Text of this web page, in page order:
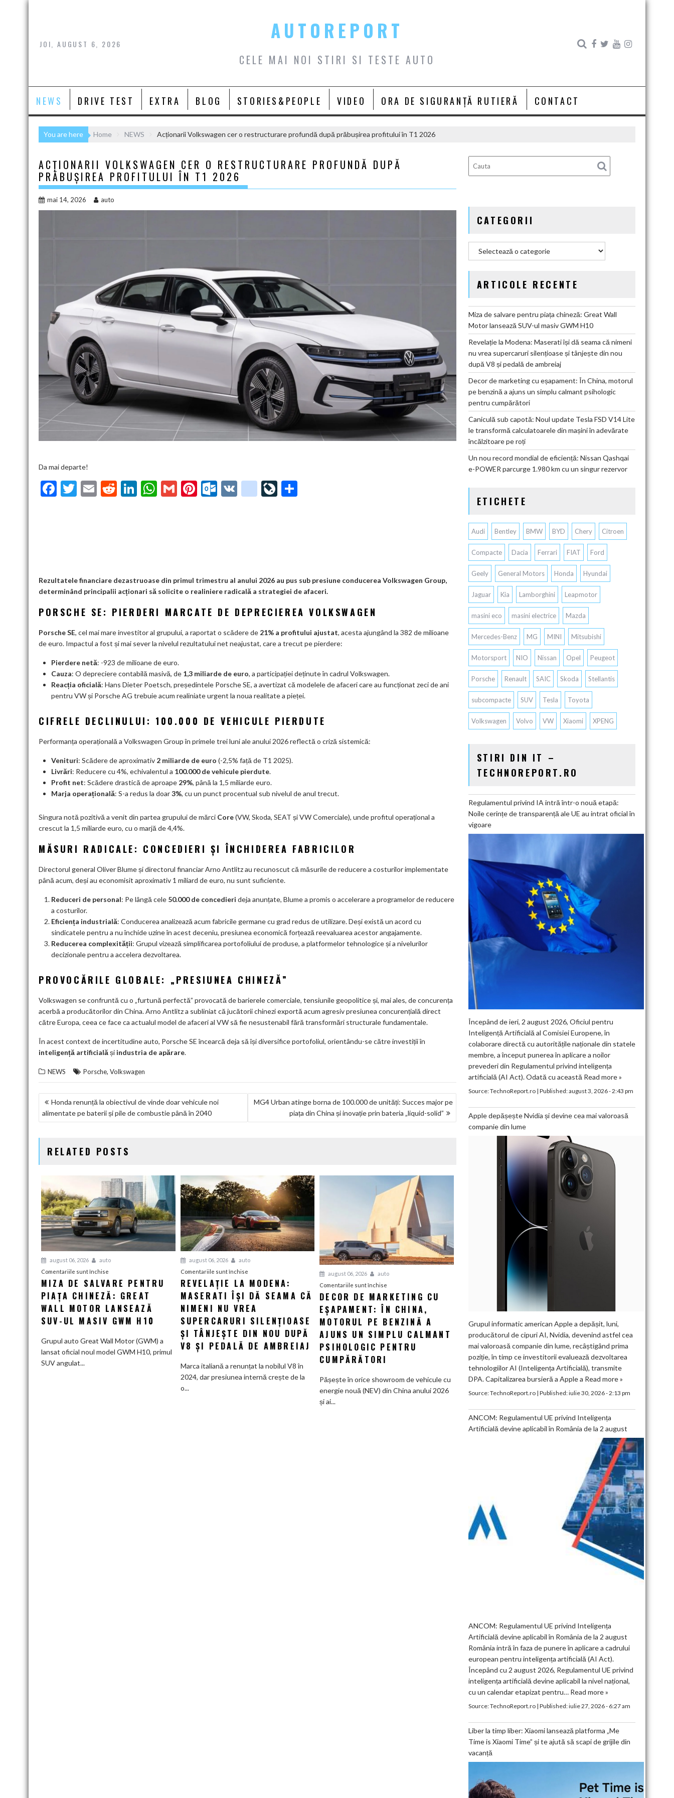
Skip
JOI, AUGUST 6, 2026
AUTOREPORT
CELE MAI NOI STIRI SI TESTE AUTO
NEWS DRIVE TEST EXTRA BLOG STORIES&PEOPLE VIDEO ORA DE SIGURANȚĂ RUTIERĂ CONTACT
You are here Home NEWS Acționarii Volkswagen cer o restructurare profundă după prăbușirea profitului în T1 2026
ACȚIONARII VOLKSWAGEN CER O RESTRUCTURARE PROFUNDĂ DUPĂ
PRĂBUȘIREA PROFITULUI ÎN T1 2026
mai 14, 2026 auto
Da mai departe!
F
k
T
E
R
Li W
p
G
Pi O
m
V
g
o
o
k
m
ar
Li
Rezultatele financiare dezastruoase din primul trimestru al anului 2026 au pus sub presiune conducerea Volkswagen Group,
determinând principalii acționari să solicite o realiniere radicală a strategiei de afaceri.
PORSCHE SE: PIERDERI MARCATE DE DEPRECIEREA VOLKSWAGEN
Porsche SE, cel mai mare investitor al grupului, a raportat o scădere de 21% a profitului ajustat, acesta ajungând la 382 de milioane
de euro. Impactul a fost și mai sever la nivelul rezultatului net neajustat, care a trecut pe pierdere:
Pierdere netă: -923 de milioane de euro.
Cauza: O depreciere contabilă masivă, de 1,3 miliarde de euro, a participației deținute în cadrul Volkswagen.
Reacția oficială: Hans Dieter Poetsch, președintele Porsche SE, a avertizat că modelele de afaceri care au funcționat zeci de ani
pentru VW și Porsche AG trebuie acum realiniate urgent la noua realitate a pieței.
CIFRELE DECLINULUI: 100.000 DE VEHICULE PIERDUTE
Performanța operațională a Volkswagen Group în primele trei luni ale anului 2026 reflectă o criză sistemică:
Venituri: Scădere de aproximativ 2 miliarde de euro (-2,5% față de T1 2025).
Livrări: Reducere cu 4%, echivalentul a 100.000 de vehicule pierdute.
Profit net: Scădere drastică de aproape 29%, până la 1,5 miliarde euro.
Marja operațională: S-a redus la doar3%, cu un punct procentual sub nivelul de anul trecut.
Singura notă pozitivă a venit din partea grupului de mărci Core(VW, Skoda, SEAT și VW Comerciale), unde profitul operațional a
crescut la 1,5 miliarde euro, cu o marjă de 4,4%.
MĂSURI RADICALE: CONCEDIERI ȘI ÎNCHIDEREA FABRICILOR
Directorul general Oliver Blume și directorul financiar Arno Antlitz au recunoscut că măsurile de reducere a costurilor implementate
până acum, deși au economisit aproximativ 1 miliard de euro, nu sunt suficiente.
Reduceri de personal: Pe lângă cele 50.000 de concedieri deja anunțate, Blume a promis o accelerare a programelor de reducere
a costurilor.
Eficiența industrială: Conducerea analizează acum fabricile germane cu grad redus de utilizare. Deși există un acord cu
sindicatele pentru a nu închide uzine în acest deceniu, presiunea economică forțează reevaluarea acestor angajamente.
Reducerea complexității: Grupul vizează simplificarea portofoliului de produse, a platformelor tehnologice și a nivelurilor
decizionale pentru a accelera dezvoltarea.
PROVOCĂRILE GLOBALE: „PRESIUNEA CHINEZĂ”
Volkswagen se confruntă cu o „furtună perfectă” provocată de barierele comerciale, tensiunile geopolitice și, mai ales, de concurența
acerbă a producătorilor din China. Arno Antlitz a subliniat că jucătorii chinezi exportă acum agresiv presiunea concurențială direct
către Europa, ceea ce face ca actualul model de afaceri al VW să fie nesustenabil fără transformări structurale fundamentale.
În acest context de incertitudine auto, Porsche SE încearcă deja să își diversifice portofoliul, orientându-se către investiții în
inteligență artificialăși industria de apărare.
NEWS Porsche, Volkswagen
NAVIGARE
ÎN
Honda renunță la obiectivul de vinde doar vehicule noi
alimentate pe baterii și pile de combustie până în 2040
MG4 Urban atinge borna de 100.000 de unități: Succes major pe
piața din China și inovație prin bateria „liquid-solid”
RELATED POSTS
august 06, 2026
auto
Comentariile sunt închise
Miza
de
salvare
piața
chineză:
Great
MIZA DE SALVARE PENTRU
PIAȚA CHINEZĂ: GREAT
WALL MOTOR LANSEAZĂ
SUV-UL MASIV GWM H10
Grupul auto Great Wall Motor (GWM) a
lansat oficial noul model GWM H10, primul
SUV angulat...
august 06, 2026
auto
Comentariile sunt închisepentru
Revelație
la
Modena:
își
dă
seama
nimeni
nu
REVELAȚIE LA MODENA:
MASERATI ÎȘI DĂ SEAMA CĂ
NIMENI NU VREA
SUPERCARURI SILENȚIOASE
ȘI TÂNJEȘTE DIN NOU DUPĂ
V8 ȘI PEDALĂ DE AMBREIAJ
Marca italiană a renunțat la nobilul V8 în
2024, dar presiunea internă crește de la
o...
august 06, 2026
auto
Comentariile sunt închise
Decor
de
marketing
eșapament:
În
pe
benzină
DECOR DE MARKETING CU
EȘAPAMENT: ÎN CHINA,
MOTORUL PE BENZINĂ A
AJUNS UN SIMPLU CALMANT
PSIHOLOGIC PENTRU
CUMPĂRĂTORI
Pășește în orice showroom de vehicule cu
energie nouă (NEV) din China anului 2026
și ai...
CATEGORII
ARTICOLE RECENTE
Miza de salvare pentru piața chineză: Great Wall
Motor lansează SUV-ul masiv GWM H10
Revelație la Modena: Maserati își dă seama că nimeni
nu vrea supercaruri silențioase și tânjește din nou
după V8 și pedală de ambreiaj
Decor de marketing cu eșapament: În China, motorul
pe benzină a ajuns un simplu calmant psihologic
pentru cumpărători
Caniculă sub capotă: Noul update Tesla FSD V14 Lite
le transformă calculatoarele din mașini în adevărate
încălzitoare pe roți
Un nou record mondial de eficiență: Nissan Qashqai
e-POWER parcurge 1.980 km cu un singur rezervor
ETICHETE
Audi Bentley BMW BYD Chery Citroen
Compacte Dacia Ferrari FIAT Ford
Geely General Motors Honda Hyundai
Jaguar Kia Lamborghini Leapmotor
masini eco masini electrice Mazda
Mercedes-Benz MG MINI Mitsubishi
Motorsport NIO Nissan Opel Peugeot
Porsche Renault SAIC Skoda Stellantis
subcompacte SUV Tesla Toyota
Volkswagen Volvo VW Xiaomi XPENG
STIRI DIN IT –
TECHNOREPORT.RO
Regulamentul privind IA intră într-o nouă etapă:
Noile cerințe de transparență ale UE au intrat oficial în
vigoare
Începând de ieri, 2 august 2026, Oficiul pentru
Inteligență Artificială al Comisiei Europene, în
colaborare directă cu autoritățile naționale din statele
membre, a început punerea în aplicare a noilor
prevederi din Regulamentul privind inteligența
artificială (AI Act). Odată cu această Read more »
Source:TechnoReport.ro| Published:august 3, 2026 - 2:43 pm
Apple depășește Nvidia și devine cea mai valoroasă
companie din lume
Grupul informatic american Apple a depășit, luni,
producătorul de cipuri AI, Nvidia, devenind astfel cea
mai valoroasă companie din lume, recâștigând prima
poziție, în timp ce investitorii evaluează dezvoltarea
tehnologiilor AI (Inteligența Artificială), transmite
DPA. Capitalizarea bursieră a Apple a Read more »
Source:TechnoReport.ro| Published:iulie 30, 2026 - 2:13 pm
ANCOM: Regulamentul UE privind Inteligența
Artificială devine aplicabil în România de la 2 august
ANCOM: Regulamentul UE privind Inteligența
Artificială devine aplicabil în România de la 2 august
România intră în faza de punere în aplicare a cadrului
european pentru inteligența artificială (AI Act).
Începând cu 2 august 2026, Regulamentul UE privind
inteligența artificială devine aplicabil la nivel național,
cu un calendar etapizat pentru… Read more »
Source:TechnoReport.ro| Published:iulie 27, 2026 - 6:27 am
Liber la timp liber: Xiaomi lansează platforma „Me
Time is Xiaomi Time” și te ajută să scapi de grijile din
vacanță